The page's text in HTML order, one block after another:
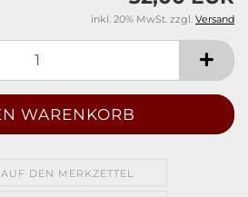
inkl. 20% MwSt. zzgl. Versand
AUF DEN MERKZETTEL